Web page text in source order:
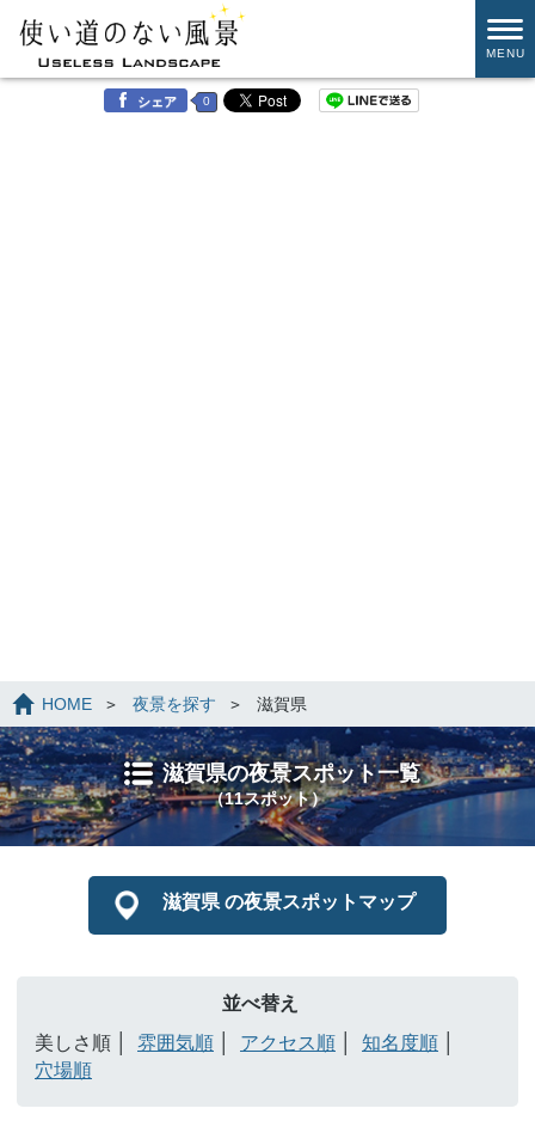
MENU
シェア 0
HOME 夜景を探す 滋賀県
滋賀県の夜景スポット一覧
（11スポット）
滋賀県 の夜景スポットマップ
並べ替え
美しさ順
雰囲気順 アクセス順
知名度順
穴場順